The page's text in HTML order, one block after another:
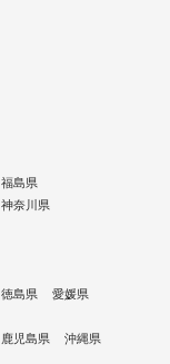
福島県
神奈川県
徳島県
愛媛県
鹿児島県 沖縄県